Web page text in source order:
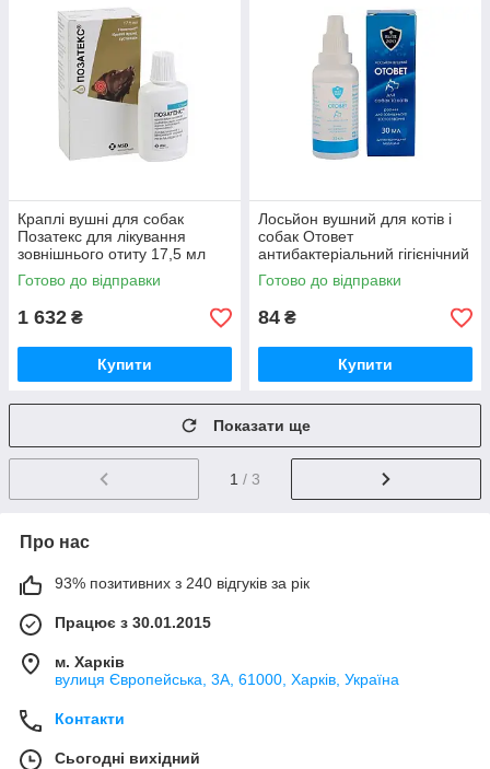
Краплі вушні для собак
Позатекс для лікування
зовнішнього отиту 17,5 мл
MSD
Готово до відправки
1 632 ₴
Купити
Лосьйон вушний для котів і
собак Отовет
антибактеріальний гігієнічний
засіб 30 мл Продукт
Готово до відправки
84 ₴
Купити
Показати ще
1 / 3
Про нас
93% позитивних з 240 відгуків за рік
Працює з 30.01.2015
м. Харків
вулиця Європейська, 3А, 61000, Харків, Україна
Контакти
Сьогодні вихідний